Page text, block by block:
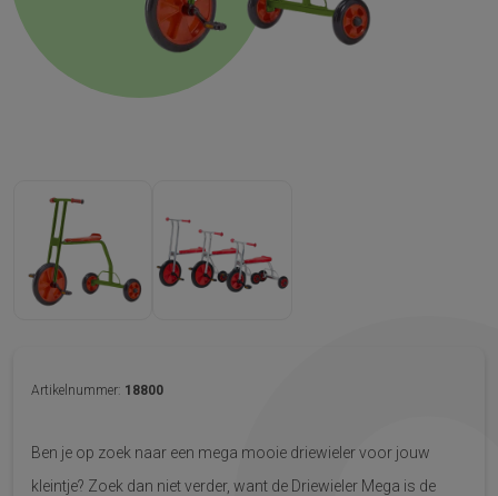
Artikelnummer: 18800
Ben je op zoek naar een mega mooie driewieler voor jouw
kleintje? Zoek dan niet verder, want de Driewieler Mega is de